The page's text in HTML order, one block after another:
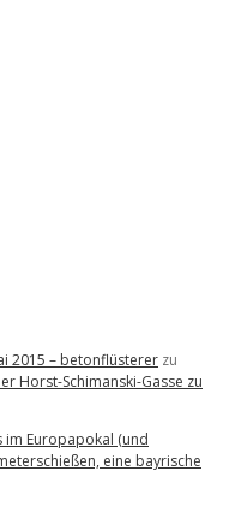
2015 – betonflüsterer zu
Horst-Schimanski-Gasse zu
im Europapokal (und
eine bayrische